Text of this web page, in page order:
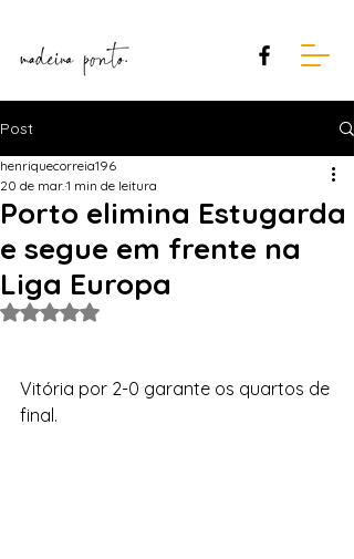
Post
Porto elimina Estugarda
e segue em frente na
Liga Europa
henriquecorreia196
20 de mar.1 min de leitura
Avaliado com NaN de 5 estrelas.
Vitória por 2-0 garante os quartos de
final.